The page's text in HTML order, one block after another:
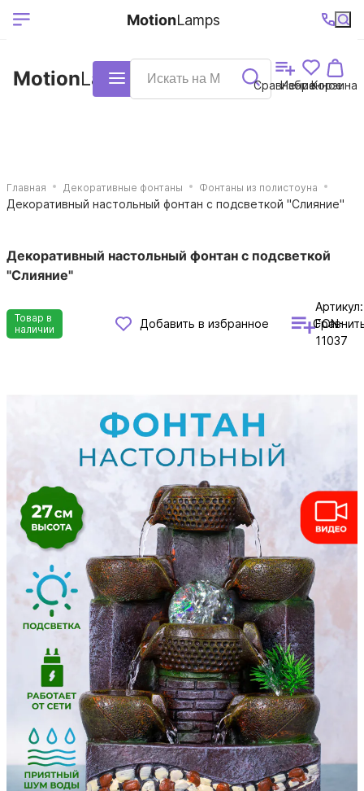
Ваш регион
Выберите ваш
+7 (495)740-
38-68
График
работы
MotionLamps Каталог Сравнение
Избранное
Корзина
MotionLamps
Главная Декоративные фонтаны Фонтаны из полистоуна
Декоративный настольный фонтан с подсветкой "Слияние"
Декоративный настольный фонтан с подсветкой
"Слияние"
Товар в
наличии
Добавить в избранное
Артикул:
FON-
11037